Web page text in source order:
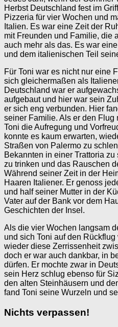
Herbst Deutschland fest im
Pizzeria für vier Wochen und
Italien. Es war eine Zeit der
mit Freunden und Familie, die
auch mehr als das. Es war
und dem italienischen Teil
Für Toni war es nicht nur eine
sich gleichermaßen als
Deutschland war er
aufgebaut und hier war sein
er sich eng verbunden. Hier
seiner Familie. Als er den Flug
Toni die Aufregung und
konnte es kaum erwarten,
Straßen von Palermo zu
Bekannten in einer Trattoria
zu trinken und das Rauschen
Während seiner Zeit in der
Haaren Italiener. Er genoss
und half seiner Mutter in der
Vater auf der Bank vor dem
Geschichten der Insel.
Als die vier Wochen langsam
und sich Toni auf den
wieder diese Zerrissenheit
doch er war auch dankbar, in
dürfen. Er mochte zwar in
sein Herz schlug ebenso für
den alten Steinhäusern und
fand Toni seine Wurzeln und
Nichts verpassen!